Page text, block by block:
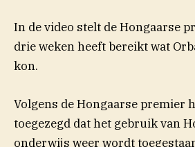
In de video stelt de Hongaarse
drie weken heeft bereikt wat
kon.
Volgens de Hongaarse premier
toegezegd dat het gebruik van
onderwijs weer wordt